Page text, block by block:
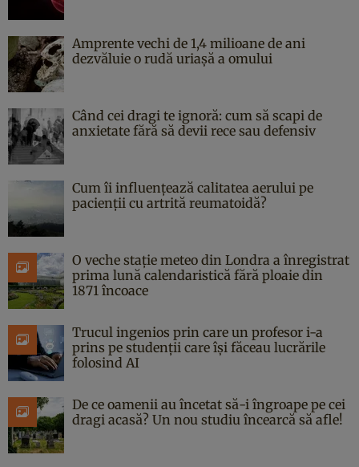
Amprente vechi de 1,4 milioane de ani
dezvăluie o rudă uriașă a omului
Când cei dragi te ignoră: cum să scapi de
anxietate fără să devii rece sau defensiv
Cum îi influențează calitatea aerului pe
pacienții cu artrită reumatoidă?
O veche stație meteo din Londra a înregistrat
prima lună calendaristică fără ploaie din
1871 încoace
Trucul ingenios prin care un profesor i-a
prins pe studenții care își făceau lucrările
folosind AI
De ce oamenii au încetat să-i îngroape pe cei
dragi acasă? Un nou studiu încearcă să afle!